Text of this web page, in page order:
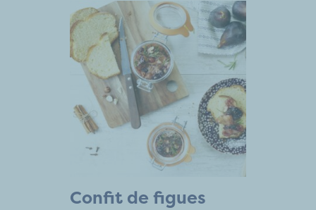
Confit de figues